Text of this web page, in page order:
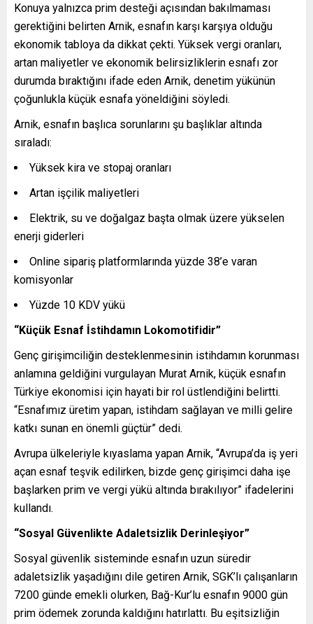
Konuya yalnızca prim desteği açısından bakılmaması
gerektiğini belirten Arnik, esnafın karşı karşıya olduğu
ekonomik tabloya da dikkat çekti. Yüksek vergi oranları,
artan maliyetler ve ekonomik belirsizliklerin esnafı zor
durumda bıraktığını ifade eden Arnik, denetim yükünün
çoğunlukla küçük esnafa yöneldiğini söyledi.
Arnik, esnafın başlıca sorunlarını şu başlıklar altında
sıraladı:
Yüksek kira ve stopaj oranları
Artan işçilik maliyetleri
Elektrik, su ve doğalgaz başta olmak üzere yükselen
enerji giderleri
Online sipariş platformlarında yüzde 38’e varan
komisyonlar
Yüzde 10 KDV yükü
“Küçük Esnaf İstihdamın Lokomotifidir”
Genç girişimciliğin desteklenmesinin istihdamın korunması
anlamına geldiğini vurgulayan Murat Arnik, küçük esnafın
Türkiye ekonomisi için hayati bir rol üstlendiğini belirtti.
“Esnafımız üretim yapan, istihdam sağlayan ve milli gelire
katkı sunan en önemli güçtür” dedi.
Avrupa ülkeleriyle kıyaslama yapan Arnik, “Avrupa’da iş yeri
açan esnaf teşvik edilirken, bizde genç girişimci daha işe
başlarken prim ve vergi yükü altında bırakılıyor” ifadelerini
kullandı.
“Sosyal Güvenlikte Adaletsizlik Derinleşiyor”
Sosyal güvenlik sisteminde esnafın uzun süredir
adaletsizlik yaşadığını dile getiren Arnik, SGK’lı çalışanların
7200 günde emekli olurken, Bağ-Kur’lu esnafın 9000 gün
prim ödemek zorunda kaldığını hatırlattı. Bu eşitsizliğin